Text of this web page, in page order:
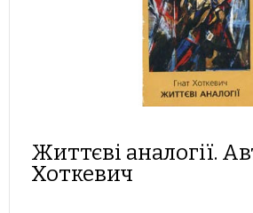
Життєві аналогії.
Хоткевич